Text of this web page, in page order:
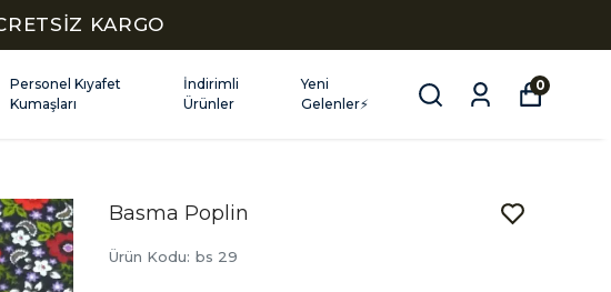
KARGO
Personel Kıyafet
Kumaşları
İndirimli
Ürünler
Yeni
Gelenler⚡
0
Basma Poplin
Ürün Kodu: bs 29